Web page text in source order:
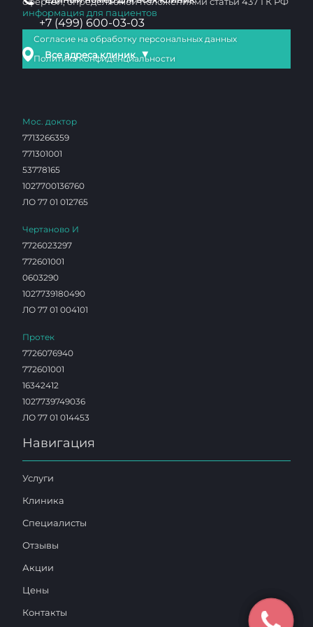
+7 (499) 600-03-03
Все адреса клиник ▼
информация для пациентов
Согласие на обработку персональных данных
Политика конфиденциальности
Мос. доктор
7713266359
771301001
53778165
1027700136760
ЛО 77 01 012765
Чертаново И
7726023297
772601001
0603290
1027739180490
ЛО 77 01 004101
Протек
7726076940
772601001
16342412
1027739749036
ЛО 77 01 014453
Навигация
Услуги
Клиника
Специалисты
Отзывы
Акции
Цены
Контакты